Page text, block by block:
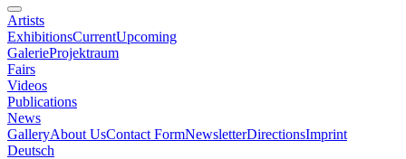
Artists
ExhibitionsCurrentUpcoming
GalerieProjektraum
Fairs
Videos
Publications
News
GalleryAbout UsContact FormNewsletterDirectionsImprint
Deutsch